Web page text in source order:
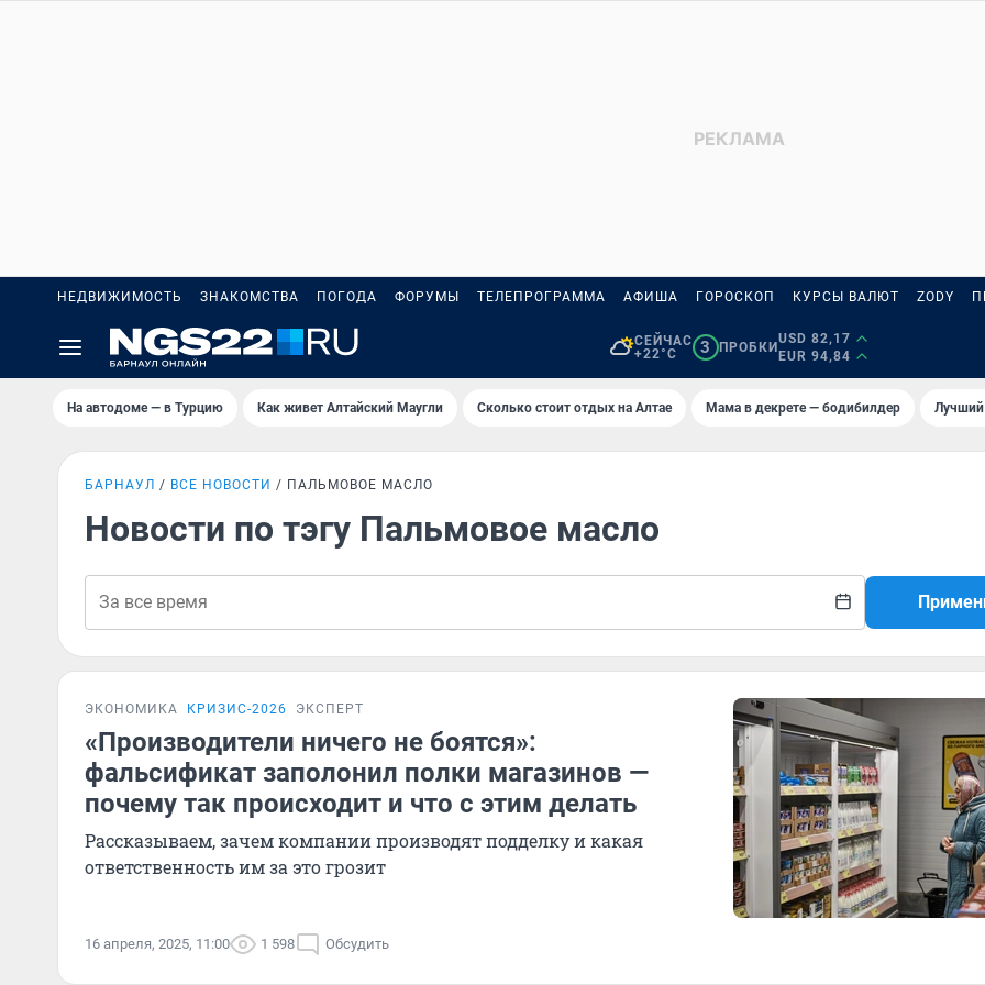
НЕДВИЖИМОСТЬ ЗНАКОМСТВА ПОГОДА ФОРУМЫ ТЕЛЕПРОГРАММА АФИША ГОРОСКОП КУРСЫ ВАЛЮТ ZODY
СЕЙЧАС
+22°C
3 ПРОБКИ
USD 82,17
EUR 94,84
На автодоме — в Турцию Как живет Алтайский Маугли Сколько стоит отдых на Алтае Мама в декрете — бодибилдер
БАРНАУЛ ВСЕ НОВОСТИ ПАЛЬМОВОЕ МАСЛО
Новости по тэгу Пальмовое масло
ЭКОНОМИКА КРИЗИС-2026 ЭКСПЕРТ
«Производители ничего не боятся»:
фальсификат заполонил полки магазинов —
почему так происходит и что с этим делать
Рассказываем, зачем компании производят подделку и какая
ответственность им за это грозит
16 апреля, 2025, 11:00 1 598 Обсудить